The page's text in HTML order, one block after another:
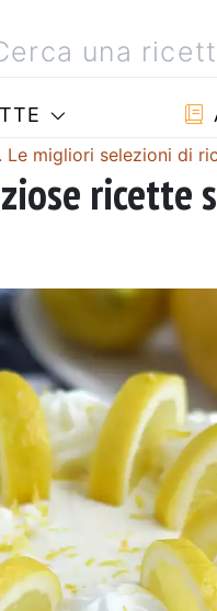
Le migliori selezioni di
ricette